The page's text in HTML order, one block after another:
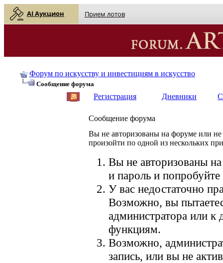
AI Аукцион Прием лотов
Форум по искусству и инвестициям в искусство
Сообщение форума
Регистрация Дневники
Сообщение форума
Вы не авторизованы на форуме или не
произойти по одной из нескольких
Вы не авторизованы
и пароль и
У вас недостаточно
Возможно, вы
администратора или
функциям.
Возможно,
запись, или вы не